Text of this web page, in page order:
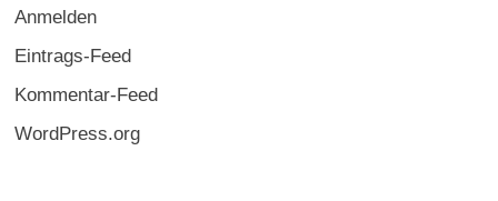
Anmelden
Eintrags-Feed
Kommentar-Feed
WordPress.org